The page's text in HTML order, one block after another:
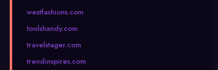
westfashions.com
toolshandy.com
travelstager.com
trendinspires.com